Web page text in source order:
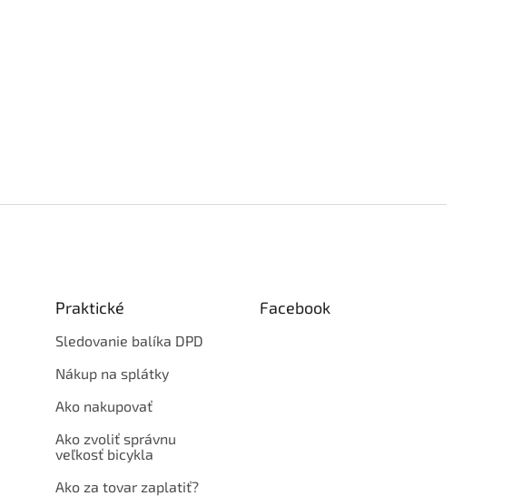
Praktické
Sledovanie balíka DPD
Nákup na splátky
Ako nakupovať
Ako zvoliť správnu
veľkosť bicykla
Ako za tovar zaplatiť?
Facebook